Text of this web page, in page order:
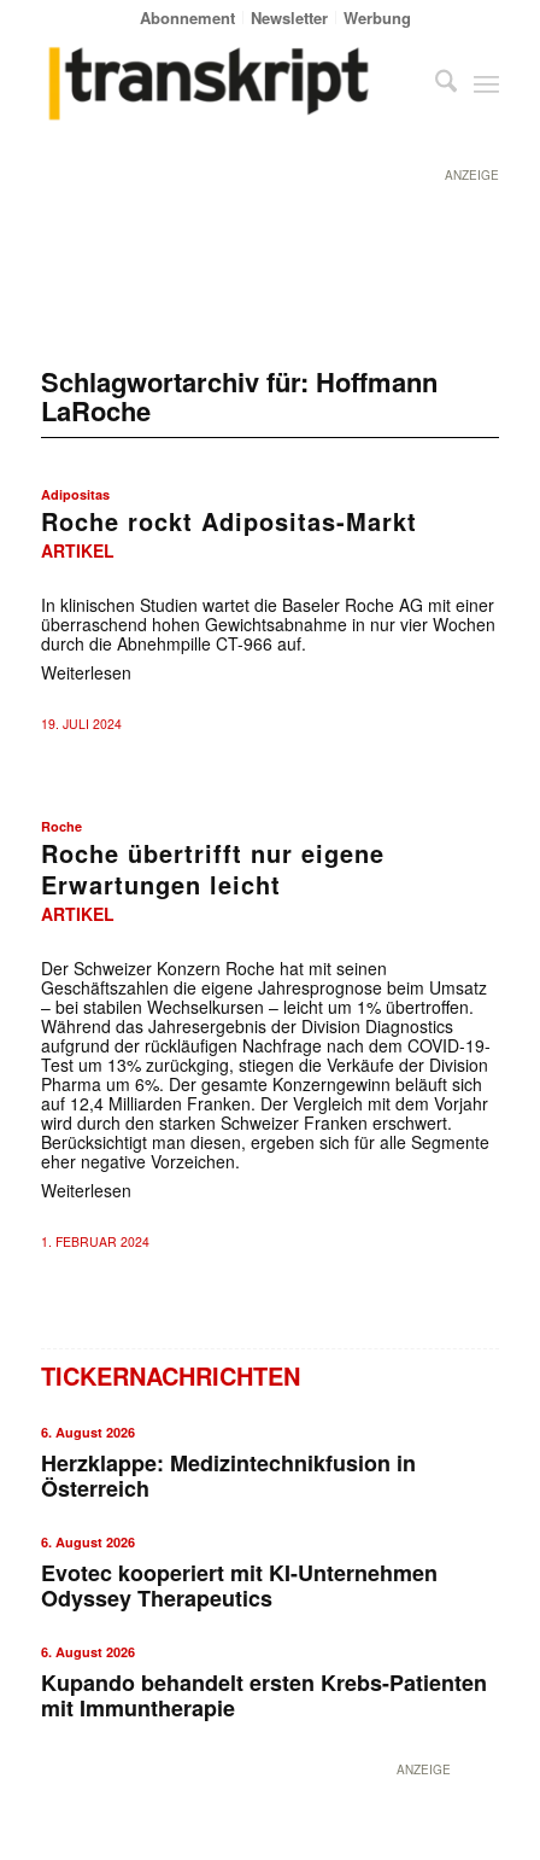
Abonnement Newsletter Werbung
ANZEIGE
Schlagwortarchiv für: Hoffmann
LaRoche
Adipositas
Roche rockt Adipositas-Markt
ARTIKEL
In klinischen Studien wartet die Baseler Roche AG mit einer
überraschend hohen Gewichtsabnahme in nur vier Wochen
durch die Abnehmpille CT-966 auf.
Weiterlesen
19. JULI 2024
Roche
Roche übertrifft nur eigene
Erwartungen leicht
ARTIKEL
Der Schweizer Konzern Roche hat mit seinen
Geschäftszahlen die eigene Jahresprognose beim Umsatz
– bei stabilen Wechselkursen – leicht um 1% übertroffen.
Während das Jahresergebnis der Division Diagnostics
aufgrund der rückläufigen Nachfrage nach dem COVID-19-
Test um 13% zurückging, stiegen die Verkäufe der Division
Pharma um 6%. Der gesamte Konzerngewinn beläuft sich
auf 12,4 Milliarden Franken. Der Vergleich mit dem Vorjahr
wird durch den starken Schweizer Franken erschwert.
Berücksichtigt man diesen, ergeben sich für alle Segmente
eher negative Vorzeichen.
Weiterlesen
1. FEBRUAR 2024
TICKERNACHRICHTEN
6. August 2026
Herzklappe: Medizintechnikfusion in
Österreich
6. August 2026
Evotec kooperiert mit KI-Unternehmen
Odyssey Therapeutics
6. August 2026
Kupando behandelt ersten Krebs-Patienten
mit Immuntherapie
ANZEIGE